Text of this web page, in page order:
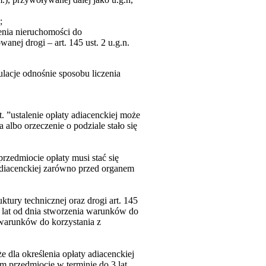
nieruchomości do
drogi – art. 145 ust. 2 u.g.n.
odnośnie sposobu liczenia
opłaty adiacenckiej może
orzeczenie o podziale stało się
opłaty musi stać się
zarówno przed organem
technicznej oraz drogi art. 145
od dnia stworzenia warunków do
do korzystania z
dla określenia opłaty adiacenckiej